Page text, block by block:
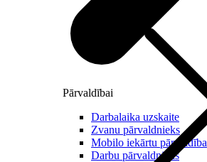
Pārvaldībai
Darbalaika uzskaite
Zvanu pārvaldnieks
Mobilo iekārtu pārvaldība
Darbu pārvaldnieks